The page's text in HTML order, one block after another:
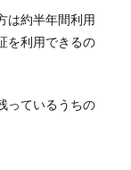
は約半年間利用
を利用できるの
っているうちの